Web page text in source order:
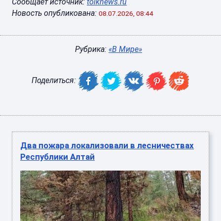
Новость опубликована: 08.07.2026, 08:44
Рубрика: «В Мире»
Поделиться:
Два пожара локализовали в лесничествах
Республики Алтай